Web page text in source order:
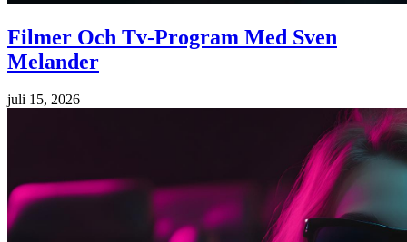
Filmer Och Tv-Program Med Sven
Melander
juli 15, 2026